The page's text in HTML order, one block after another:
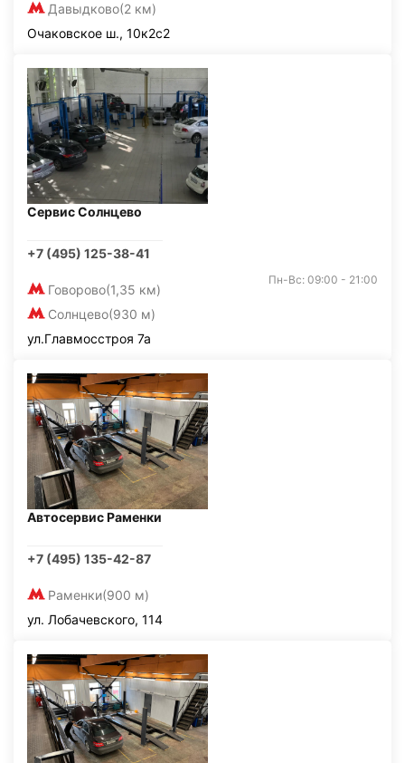
Давыдково(2 км)
Очаковское ш., 10к2с2
Сервис Солнцево
+7 (495) 125-38-41
Говорово(1,35 км)
Солнцево(930 м)
Пн-Вс: 09:00 - 21:00
ул.Главмосстроя 7а
Автосервис Раменки
+7 (495) 135-42-87
Раменки(900 м)
ул. Лобачевского, 114